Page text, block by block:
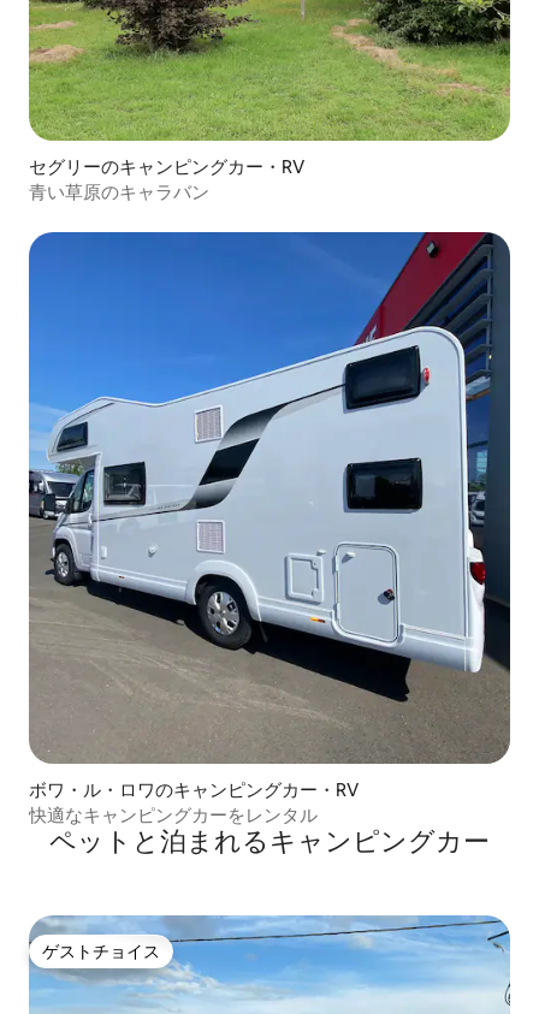
セグリーのキャンピングカー・RV
青い草原のキャラバン
ボワ・ル・ロワのキャンピングカー・RV
快適なキャンピングカーをレンタル
ペットと泊まれるキャンピングカー
ゲストチョイス
ゲストチョイス